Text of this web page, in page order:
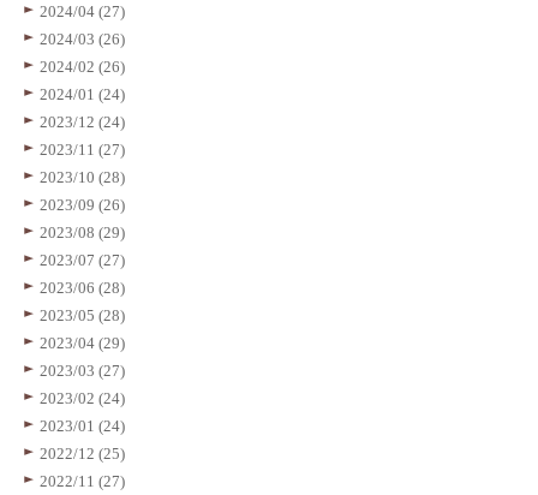
2024/04 (27)
2024/03 (26)
2024/02 (26)
2024/01 (24)
2023/12 (24)
2023/11 (27)
2023/10 (28)
2023/09 (26)
2023/08 (29)
2023/07 (27)
2023/06 (28)
2023/05 (28)
2023/04 (29)
2023/03 (27)
2023/02 (24)
2023/01 (24)
2022/12 (25)
2022/11 (27)